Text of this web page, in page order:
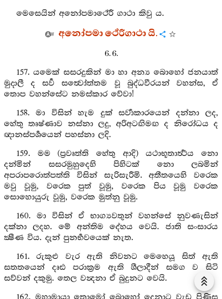
මෙසෙයින් අනෝපමාථේරී ගාථා කිවු ය.
අනෝපමා ථේරීගාථා යි.
6. 6.
157. යමෙක් සසරදුකින් මා හා අන්‍ය බොහෝ ජනයාත්
මුදාලී ද සර්‍ව සත්‍වෝත්තම වූ බුද්ධවීරයන් වහන්ස, ඒ
තොප වහන්සේට නමස්කාර වේවා!
158. මා විසින් හැම දුක් සර්‍වාකාරයෙන් දන්නා ලද,
හේතු තෘෂ්ණාව නස්නා ලදු, අරිඅටඟිමඟ ද නිරෝධය ද
ඥානස්පර්‍ශයෙන් පහස්නා ලදි.
159. මම (ප්‍රවෘත්ති හේතු ආදි) යථාභූතාර්‍ත්‍ථය නො
දන්මින් සසරමුහුදෙහි පිහිටක් නො ලබමින්
අපරාපරොත්පත්ති විසින් සැරිසැරීමි. අතීතයෙහි වරෙක
මවු වූමු, වරෙක පුත් වූමු, වරෙක පිය වූමු වරෙක
සොහොයුරු වූමු, වරෙක මුත්නු වූමු.
160. මා විසින් ඒ භාග්‍යවතුන් වහන්සේ නුවණැසින්
දක්නා ලදහ. මේ අන්තිම දේහය වෙයි. ජාති සංසාරය
ක්‍ෂීණ විය. දැන් පුනර්‍භවයෙක් නැත.
161. රුකුළු වැර ඇති නිවනට මෙහෙයූ සිත් ඇති
සතතයෙන් දෘඪ පරාක්‍රම ඇති ශීලාදීන් සමග ව සිටි
සව්වන් දකුමු. තෙල වන්‍දනා ඒ බුදුනට වෙයි.